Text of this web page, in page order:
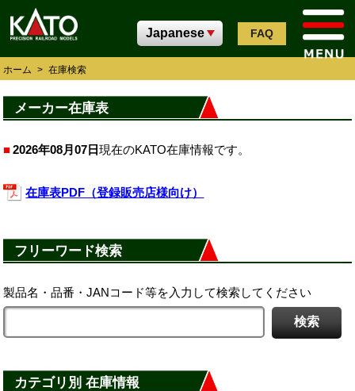
FAQ
ホーム > 在庫検索
メーカー在庫表
2026年08月07日現在のKATO在庫情報です。
在庫表PDF（登録販売店様向け）
フリーワード検索
製品名・品番・JANコード等を入力して検索してください
カテゴリ別 在庫情報